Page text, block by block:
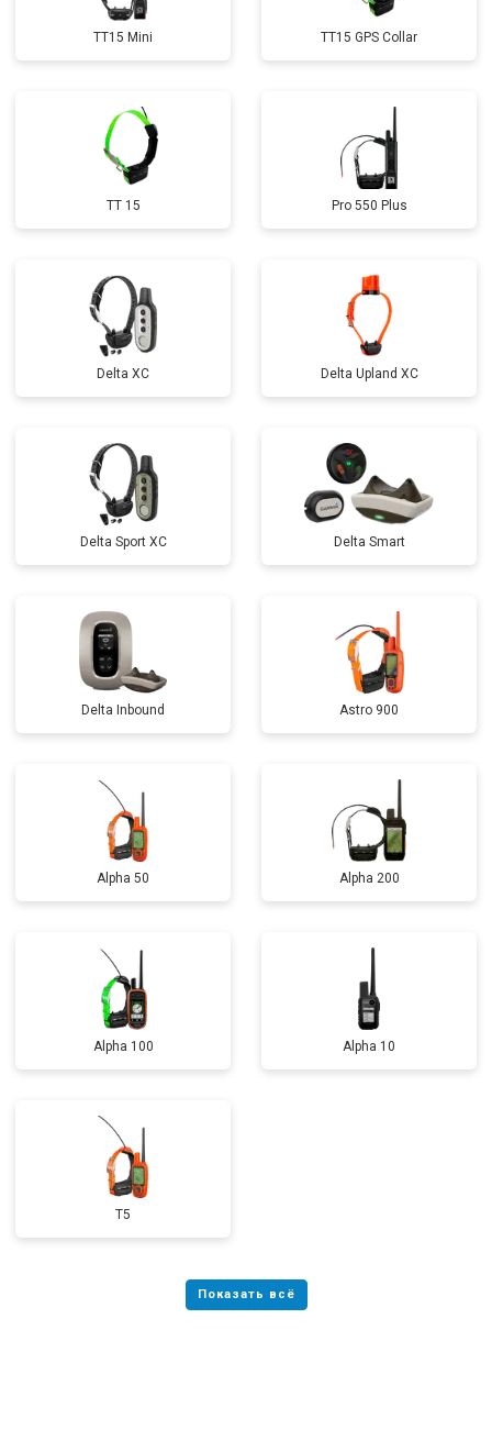
TT15 Mini TT15 GPS Collar
TT 15 Pro 550 Plus
Delta XC Delta Upland XC
Delta Sport XC Delta Smart
Delta Inbound Astro 900
Alpha 50 Alpha 200
Alpha 100 Alpha 10
T5